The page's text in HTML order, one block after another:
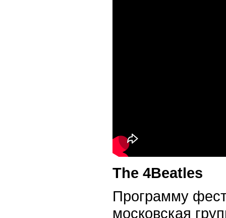
The 4Beatles
Программу
московская